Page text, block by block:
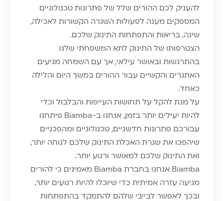
להעניק לכם ההורים שלל של פתרונות טכנולוגיים
המספקים מענה לפעולות השגרה הקשורות לאכילה,
שינה, בריאות והתפתחות התינוק שלכם.
הצטרפותו של התינוק לתא המשפחתי שלנו
בהתרגשות ובאושר עילאי, אך עם השמחה מגיעים
האתגרים והקשיים עבור ההורים במשך היום והלילה
כאחד.
על מנת להקל על תחושות העייפות והבלבול וכדי
להיות יעילים יותר בזמן, אנחנו ב-Biamba פיתחנו
עבורכם פתרונות חדשניים, טכנולוגיים ומהפכניים
שיהפכו את שגרת האכלת התינוק שלכם לנוחה יותר,
ואת התינוק שלכם למאושר ורגוע יותר.
Biamba אנחנו בחברת Biamba מאמינים כי להורים
מגיעה עזרה אמיתית כדי שיוכלו להיות רגועים יותר,
ובכך לאפשר לבייבי שלהם להתמקד בהתפתחות